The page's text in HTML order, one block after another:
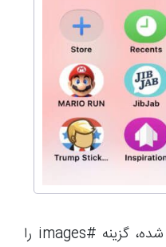
حال از لیست گزینه‌های ارائه شده، گزینه #images را